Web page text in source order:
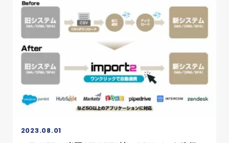
2023.08.01